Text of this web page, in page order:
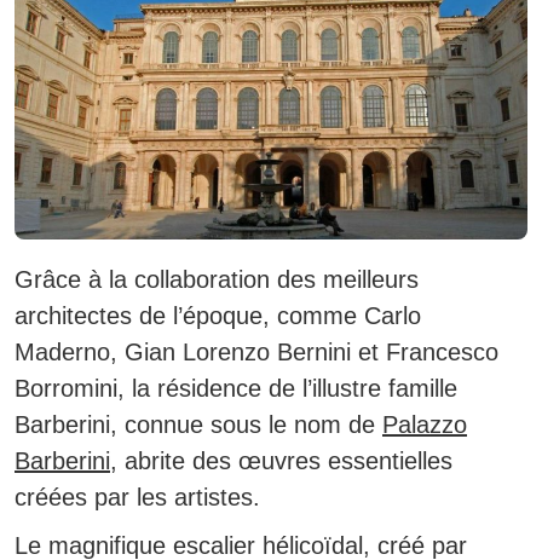
Grâce à la collaboration des meilleurs
architectes de l’époque, comme Carlo
Maderno, Gian Lorenzo Bernini et Francesco
Borromini, la résidence de l’illustre famille
Barberini, connue sous le nom de Palazzo
Barberini, abrite des œuvres essentielles
créées par les artistes.
Le magnifique escalier hélicoïdal, créé par